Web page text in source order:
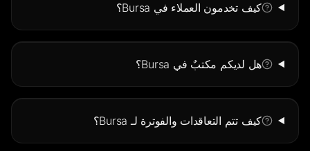
كيف تخدمون العملاء في Bursa؟
هل لديكم مكتبٌ في Bursa؟
كيف تتم التعاقدات والفوترة لـ Bursa؟